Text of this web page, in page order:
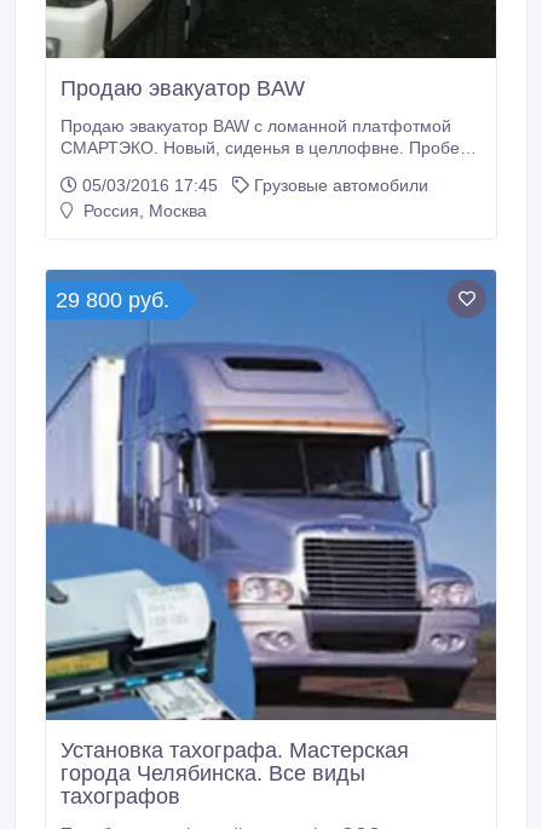
Продаю эвакуатор BAW
Продаю эвакуатор BAW с ломанной платфотмой
СМАРТЭКО. Новый, сиденья в целлофвне. Пробег
05/03/2016 17:45
Грузовые автомобили
Россия, Москва
29 800 руб.
Установка тахографа. Мастерская
города Челябинска. Все виды
тахографов